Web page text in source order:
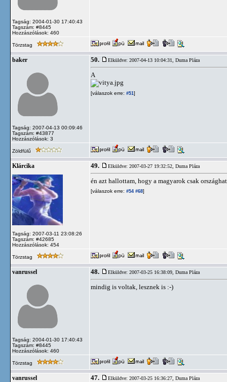
Tagság: 2004-01-30 17:40:43
Tagszám: #8445
Hozzászólások: 460
Törzstag
baker
Tagság: 2007-04-13 00:09:46
Tagszám: #43877
Hozzászólások: 3
50. Elküldve: 2007-04-13 10:04:31, Duma Pláza
A
[válaszok erre: #51]
Zöldfülű
Klárcika
Tagság: 2007-03-11 23:08:26
Tagszám: #42685
Hozzászólások: 454
49. Elküldve: 2007-03-27 19:32:52, Duma Pláza
én azt hallottam, hogy a magyarok csak
[válaszok erre: #54 #68]
Törzstag
vanrussel
Tagság: 2004-01-30 17:40:43
Tagszám: #8445
Hozzászólások: 460
48. Elküldve: 2007-03-25 16:38:09, Duma Pláza
mindig is voltak, lesznek is :-)
Törzstag
vanrussel 47. Elküldve: 2007-03-25 16:36:27, Duma Pláza